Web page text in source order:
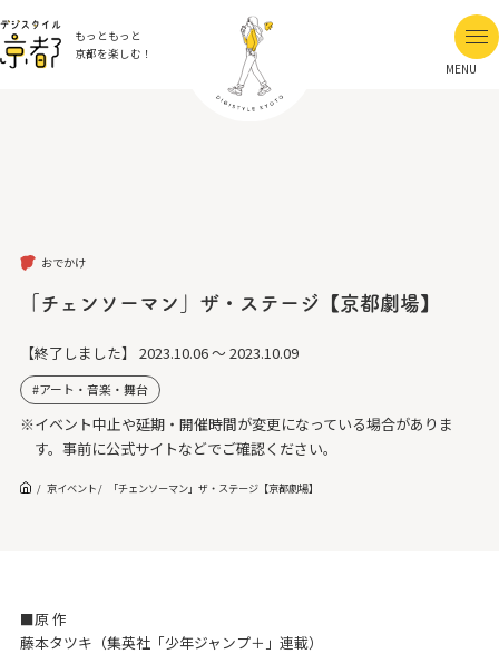
もっともっと
京都を楽しむ！
MENU
おでかけ
「チェンソーマン」ザ・ステージ【京都劇場】
【終了しました】 2023.10.06 ～ 2023.10.09
アート・音楽・舞台
※イベント中止や延期・開催時間が変更になっている場合がありま
す。事前に公式サイトなどでご確認ください。
京イベント 「チェンソーマン」ザ・ステージ【京都劇場】
■原 作
藤本タツキ（集英社「少年ジャンプ＋」連載）